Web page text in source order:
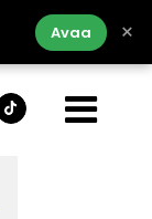
Avaa ×